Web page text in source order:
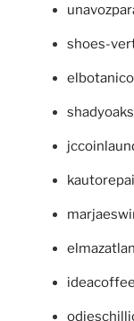
shoes-